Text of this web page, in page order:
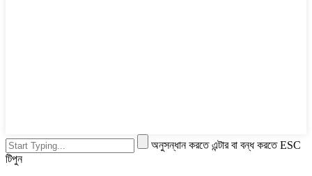
অনুসন্ধান করতে এন্টার বা বন্ধ করতে ESC
টিপুন